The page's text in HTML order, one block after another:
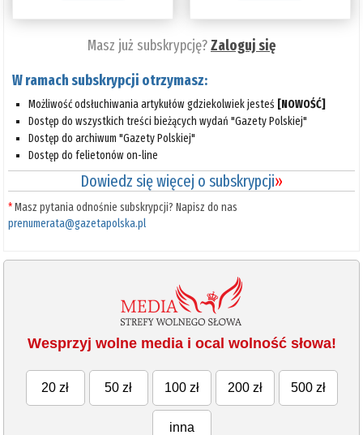
Masz już subskrypcję?Zaloguj się
W ramach subskrypcji otrzymasz:
Możliwość odsłuchiwania artykułów gdziekolwiek jesteś [NOWOŚĆ]
Dostęp do wszystkich treści bieżących wydań "Gazety Polskiej"
Dostęp do archiwum "Gazety Polskiej"
Dostęp do felietonów on-line
Dowiedz się więcej o subskrypcji»
*Masz pytania odnośnie subskrypcji? Napisz do nas
prenumerata@gazetapolska.pl
Wesprzyj wolne media i ocal wolność słowa!
20 zł 50 zł 100 zł 200 zł 500 zł
inna